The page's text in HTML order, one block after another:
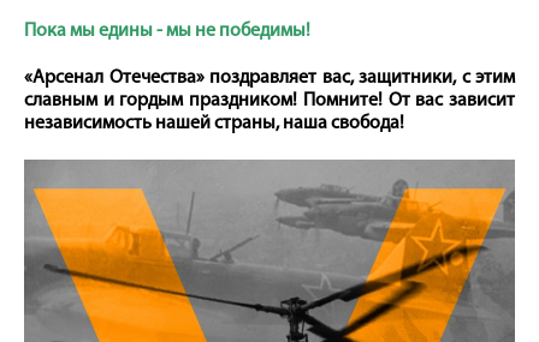
Пока мы едины - мы не победимы!
«Арсенал Отечества» поздравляет вас, защитники, с этим
славным и гордым праздником! Помните! От вас зависит
независимость нашей страны, наша свобода!